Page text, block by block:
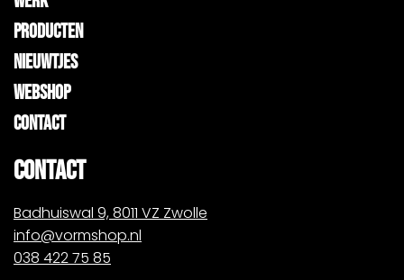
PRODUCTEN
NIEUWTJES
WEBSHOP
CONTACT
CONTACT
Badhuiswal 9, 8011 VZ Zwolle
info@vormshop.nl
038 422 75 85